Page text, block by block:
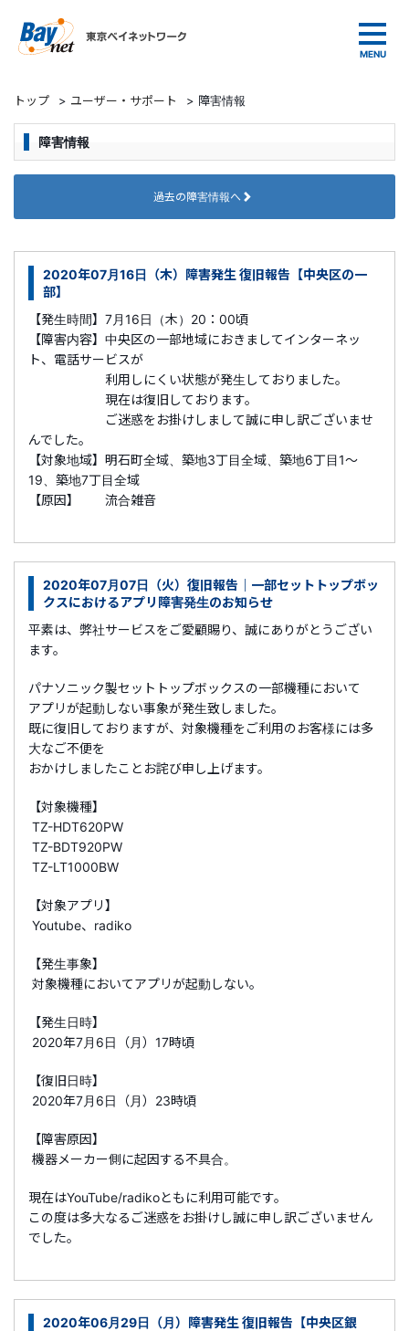
トップ > ユーザー・サポート > 障害情報
障害情報
過去の障害情報へ
2020年07月16日（木）障害発生 復旧報告【中央区の一
部】
【発生時間】7月16日（木）20：00頃
【障害内容】中央区の一部地域におきましてインターネッ
ト、電話サービスが
利用しにくい状態が発生しておりました。
現在は復旧しております。
ご迷惑をお掛けしまして誠に申し訳ございませ
んでした。
【対象地域】明石町全域、築地3丁目全域、築地6丁目1～
19、築地7丁目全域
【原因】 流合雑音
2020年07月07日（火）復旧報告｜一部セットトップボッ
クスにおけるアプリ障害発生のお知らせ
平素は、弊社サービスをご愛顧賜り、誠にありがとうござい
ます。
パナソニック製セットトップボックスの一部機種において
アプリが起動しない事象が発生致しました。
既に復旧しておりますが、対象機種をご利用のお客様には多
大なご不便を
おかけしましたことお詫び申し上げます。
【対象機種】
TZ-HDT620PW
TZ-BDT920PW
TZ-LT1000BW
【対象アプリ】
Youtube、radiko
【発生事象】
対象機種においてアプリが起動しない。
【発生日時】
2020年7月6日（月）17時頃
【復旧日時】
2020年7月6日（月）23時頃
【障害原因】
機器メーカー側に起因する不具合。
現在はYouTube/radikoともに利用可能です。
この度は多大なるご迷惑をお掛けし誠に申し訳ございません
でした。
2020年06月29日（月）障害発生 復旧報告【中央区銀